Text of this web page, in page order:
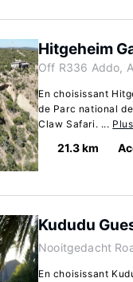
Hitgeheim
Off R336 Addo,
En choisissant
de Parc national
Claw Safari. ...
21.3 km
Kududu
Nooitgedacht
En choisissant